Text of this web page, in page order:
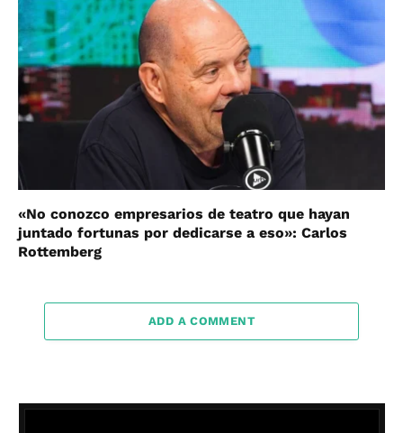
«No conozco empresarios de teatro que hayan
juntado fortunas por dedicarse a eso»: Carlos
Rottemberg
ADD A COMMENT